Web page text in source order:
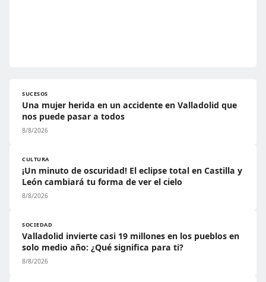
SUCESOS
Una mujer herida en un accidente en Valladolid que
nos puede pasar a todos
8/8/2026
CULTURA
¡Un minuto de oscuridad! El eclipse total en Castilla y
León cambiará tu forma de ver el cielo
8/8/2026
SOCIEDAD
Valladolid invierte casi 19 millones en los pueblos en
solo medio año: ¿Qué significa para ti?
8/8/2026